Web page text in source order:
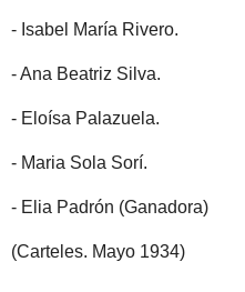
- Isabel María Rivero.
- Ana Beatriz Silva.
- Eloísa Palazuela.
- Maria Sola Sorí.
- Elia Padrón (Ganadora)
(Carteles. Mayo 1934)